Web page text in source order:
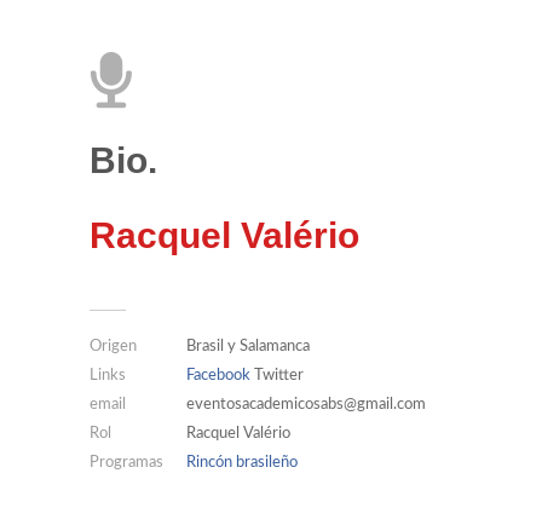
Bio.
Racquel Valério
Origen
Brasil y Salamanca
Links
Facebook Twitter
email
eventosacademicosabs@gmail.com
Rol
Racquel Valério
Programas
Rincón brasileño